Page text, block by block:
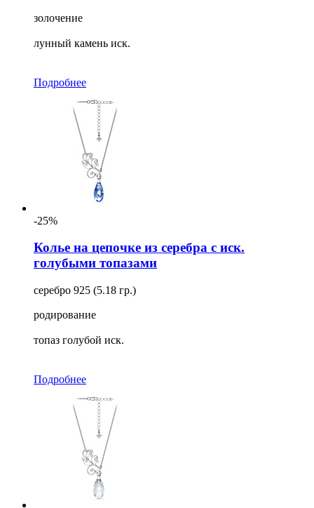
золочение
лунный камень иск.
Подробнее
-25%
Колье на цепочке из серебра с иск.
голубыми топазами
серебро 925 (5.18 гр.)
родирование
топаз голубой иск.
Подробнее